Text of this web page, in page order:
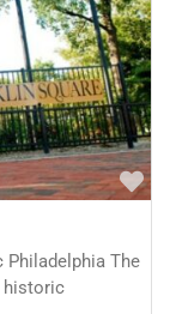
The
historic